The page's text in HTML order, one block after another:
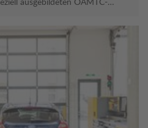
Check alle 2 Jahre